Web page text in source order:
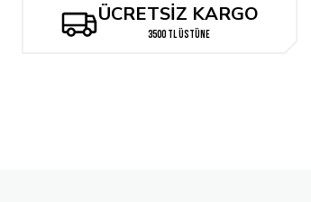
238,40 TL
ÜCRETSİZ KARGO
3500 TL ÜSTÜNE